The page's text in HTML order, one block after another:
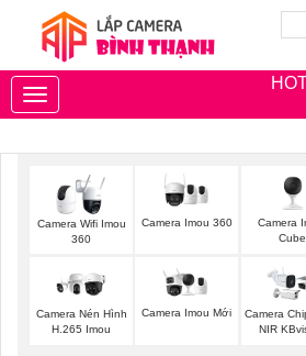
Toggle
navigation
Camera Wifi Imou
360
Camera Imou 360
Camera
Cube
Camera Nén Hình
H.265 Imou
Camera Imou Mới
Camera
NIR